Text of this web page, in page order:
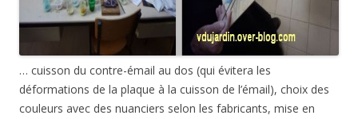
… cuisson du contre-émail au dos (qui évitera les
déformations de la plaque à la cuisson de l’émail), choix des
couleurs avec des nuanciers selon les fabricants, mise en